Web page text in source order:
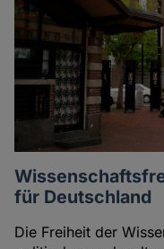
für Deutschland
Die Freiheit der